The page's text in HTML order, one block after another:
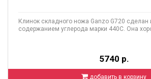
Клинок складного ножа Ganzo G720 сделан
содержанием углерода марки 440C. Она
5740 р.
добавить в корзину